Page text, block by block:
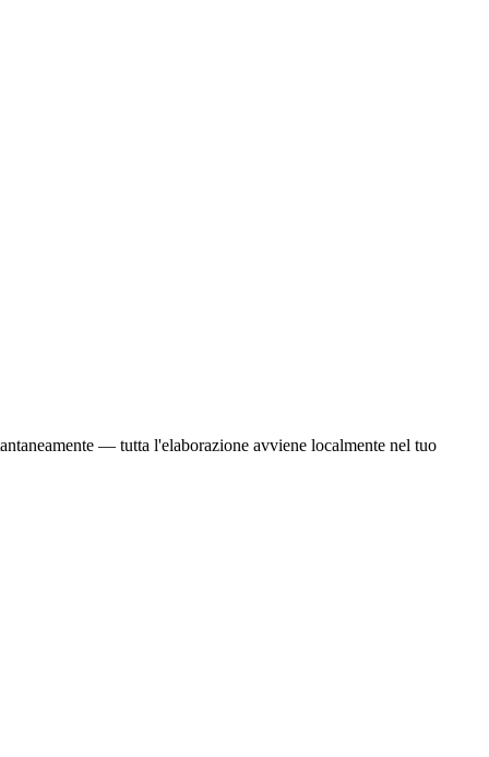
— tutta l'elaborazione avviene localmente nel tuo